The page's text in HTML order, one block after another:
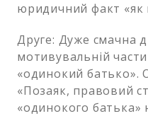
юридичний факт
Друге: Дуже смачна
мотивувальній
«одинокий батько».
«Позаяк, правовий
«одинокого батька»